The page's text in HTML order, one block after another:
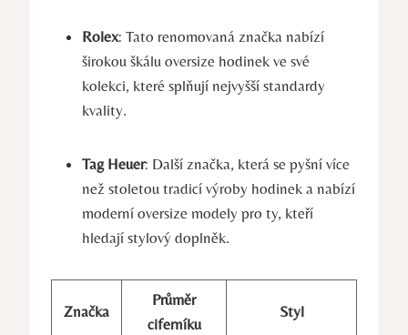
Rolex: Tato renomovaná značka nabízí
širokou škálu oversize hodinek ve své
kolekci, které splňují nejvyšší standardy
kvality.
Tag Heuer: Další značka, která se pyšní více
než stoletou tradicí výroby hodinek a nabízí
moderní oversize modely pro ty, kteří
hledají stylový doplněk.
Značka
Průměr
ciferníku
Styl